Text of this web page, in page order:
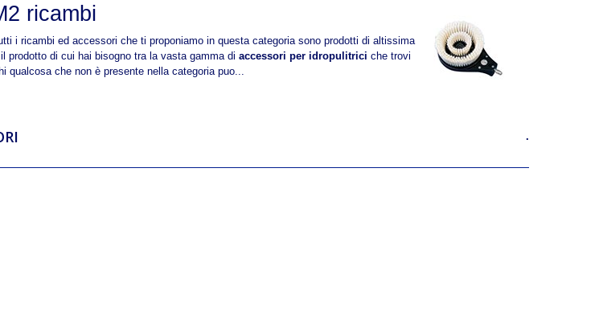
ricambi
i ricambi ed accessori che ti proponiamo in questa categoria sono prodotti di altissima
prodotto di cui hai bisogno tra la vasta gamma di accessori per idropulitrici che trovi
qualcosa che non è presente nella categoria puo...
.